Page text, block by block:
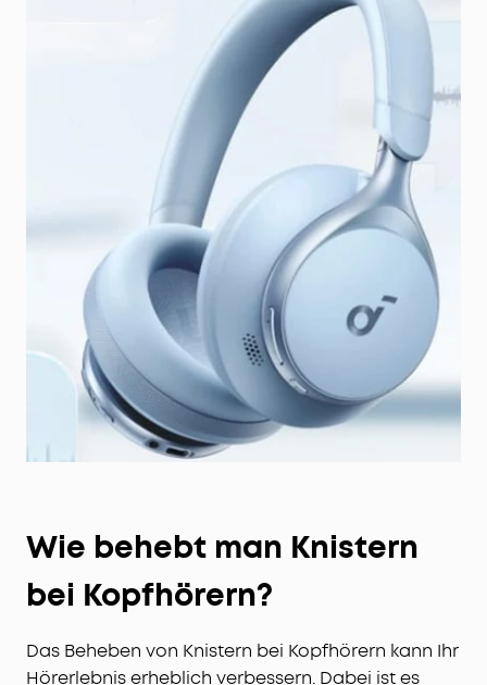
Wie behebt man Knistern
bei Kopfhörern?
Das Beheben von Knistern bei Kopfhörern kann Ihr
Hörerlebnis erheblich verbessern. Dabei ist es